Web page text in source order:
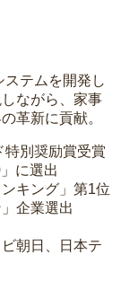
テムを開発し
ながら、家事
革新に貢献。
別奨励賞受賞
に選出
キング」第1位
企業選出
朝日、日本テ